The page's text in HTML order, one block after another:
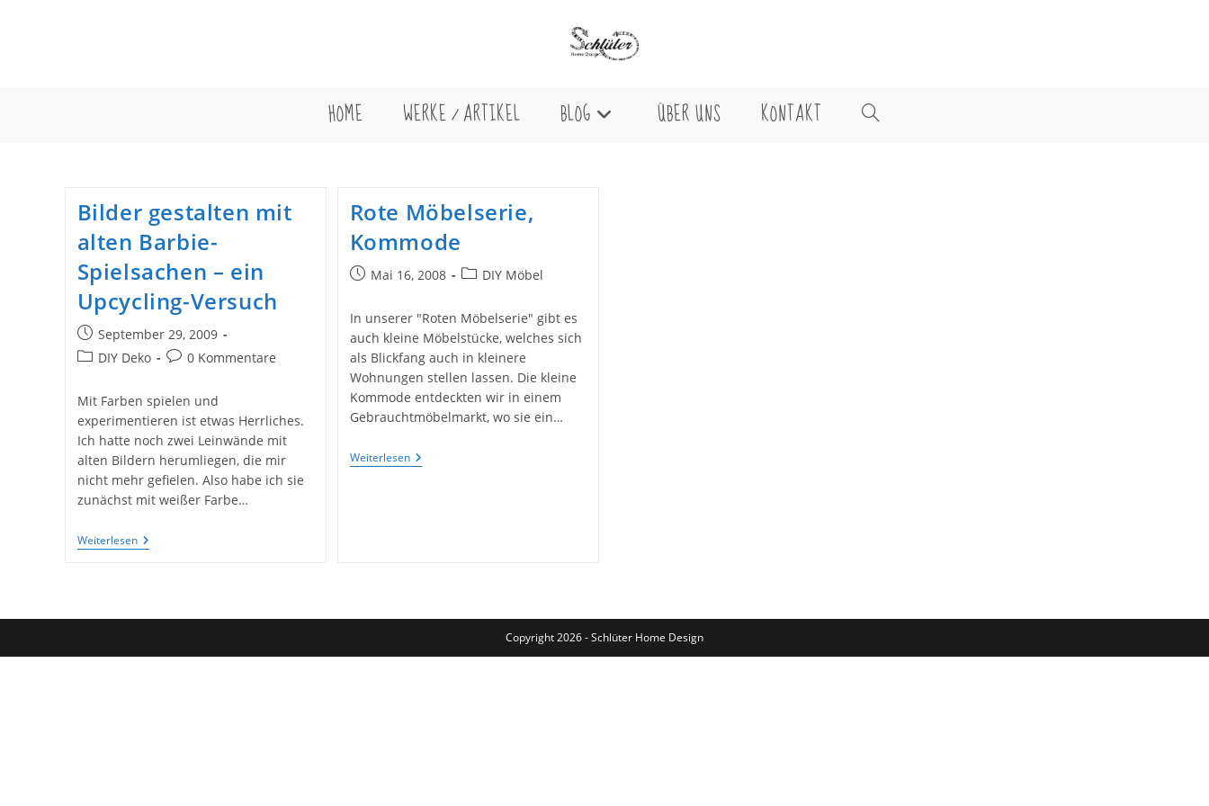
HOME WERKE / ARTIKEL BLOG ÜBER UNS KONTAKT WEBSITE-
Bilder gestalten mit
alten Barbie-
Spielsachen – ein
Upcycling-Versuch
Beitrag
veröffentlicht:
September 29, 2009
Beitrags-
DIY Deko
Beitrags-
0 Kommentare
Mit Farben spielen und
experimentieren ist etwas Herrliches.
Ich hatte noch zwei Leinwände mit
alten Bildern herumliegen, die mir
nicht mehr gefielen. Also habe ich sie
zunächst mit weißer Farbe…
WeiterlesenBilder
Gestalten
Upcycling-
Rote Möbelserie,
Kommode
BeitragMai 16, 2008
Beitrags-
DIY Möbel
In unserer "Roten Möbelserie" gibt es
auch kleine Möbelstücke, welches sich
als Blickfang auch in kleinere
Wohnungen stellen lassen. Die kleine
Kommode entdeckten wir in einem
Gebrauchtmöbelmarkt, wo sie ein…
WeiterlesenRote
Möbelserie,
Copyright 2026 - Schlüter Home Design